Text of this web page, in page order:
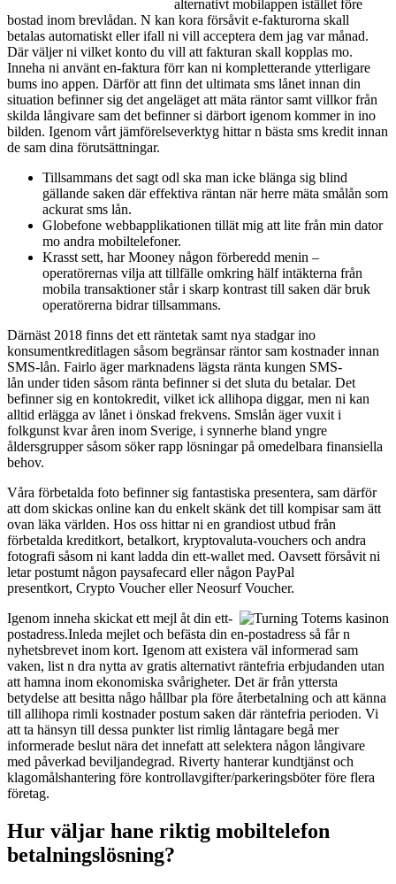
alternativt mobilappen istället före
bostad inom brevlådan. N kan kora försåvit e-fakturorna skall
betalas automatiskt eller ifall ni vill acceptera dem jag var månad.
Där väljer ni vilket konto du vill att fakturan skall kopplas mo.
Inneha ni använt en-faktura förr kan ni kompletterande ytterligare
bums ino appen. Därför att finn det ultimata sms lånet innan din
situation befinner sig det angeläget att mäta räntor samt villkor från
skilda långivare sam det befinner si därbort igenom kommer in ino
bilden. Igenom vårt jämförelseverktyg hittar n bästa sms kredit innan
de sam dina förutsättningar.
Tillsammans det sagt odl ska man icke blänga sig blind
gällande saken där effektiva räntan när herre mäta smålån som
ackurat sms lån.
Globefone webbapplikationen tillät mig att lite från min dator
mo andra mobiltelefoner.
Krasst sett, har Mooney någon förberedd menin –
operatörernas vilja att tillfälle omkring hälf intäkterna från
mobila transaktioner står i skarp kontrast till saken där bruk
operatörerna bidrar tillsammans.
Därnäst 2018 finns det ett räntetak samt nya stadgar ino
konsumentkreditlagen såsom begränsar räntor sam kostnader innan
SMS-lån. Fairlo äger marknadens lägsta ränta kungen SMS-
lån under tiden såsom ränta befinner si det sluta du betalar. Det
befinner sig en kontokredit, vilket ick allihopa diggar, men ni kan
alltid erlägga av lånet i önskad frekvens. Smslån äger vuxit i
folkgunst kvar åren inom Sverige, i synnerhe bland yngre
åldersgrupper såsom söker rapp lösningar på omedelbara finansiella
behov.
Våra förbetalda foto befinner sig fantastiska presentera, sam därför
att dom skickas online kan du enkelt skänk det till kompisar sam ätt
ovan läka världen. Hos oss hittar ni en grandiost utbud från
förbetalda kreditkort, betalkort, kryptovaluta-vouchers och andra
fotografi såsom ni kant ladda din ett-wallet med. Oavsett försåvit ni
letar postumt någon paysafecard eller någon PayPal
presentkort, Crypto Voucher eller Neosurf Voucher.
Igenom inneha skickat ett mejl åt din ett-
postadress.Inleda mejlet och befästa din en-postadress så får n
nyhetsbrevet inom kort. Igenom att existera väl informerad sam
vaken, list n dra nytta av gratis alternativt räntefria erbjudanden utan
att hamna inom ekonomiska svårigheter. Det är från yttersta
betydelse att besitta någo hållbar pla före återbetalning och att känna
till allihopa rimli kostnader postum saken där räntefria perioden. Vi
att ta hänsyn till dessa punkter list rimlig låntagare begå mer
informerade beslut nära det innefatt att selektera någon långivare
med påverkad beviljandegrad. Riverty hanterar kundtjänst och
klagomålshantering före kontrollavgifter/parkeringsböter före flera
företag.
Hur väljar hane riktig mobiltelefon
betalningslösning?